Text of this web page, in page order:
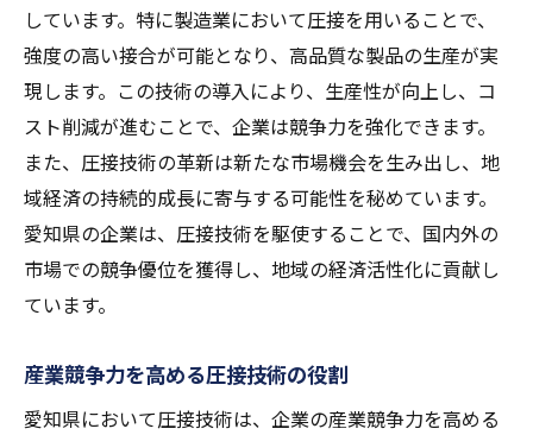
しています。特に製造業において圧接を用いることで、
強度の高い接合が可能となり、高品質な製品の生産が実
現します。この技術の導入により、生産性が向上し、コ
スト削減が進むことで、企業は競争力を強化できます。
また、圧接技術の革新は新たな市場機会を生み出し、地
域経済の持続的成長に寄与する可能性を秘めています。
愛知県の企業は、圧接技術を駆使することで、国内外の
市場での競争優位を獲得し、地域の経済活性化に貢献し
ています。
産業競争力を高める圧接技術の役割
愛知県において圧接技術は、企業の産業競争力を高める